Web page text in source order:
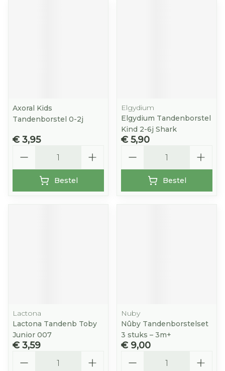
Axoral Kids
Tandenborstel 0-2j
€ 3,95
Bestel
Elgydium
Elgydium Tandenborstel
Kind 2-6j Shark
€ 5,90
Bestel
Lactona
Lactona Tandenb Toby
Junior 007
€ 3,59
Nuby
Nûby Tandenborstelset
3 stuks – 3m+
€ 9,00